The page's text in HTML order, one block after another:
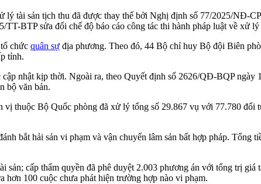
tài sản tịch thu đã được thay thế bởi Nghị định số 77/2025/NĐ-
BTP sửa đổi chế độ báo cáo công tác thi hành pháp luật về xử
chức quân sự địa phương. Theo đó, 44 Bộ chỉ huy Bộ đội Biên
tỉnh.
nhật kịp thời. Ngoài ra, theo Quyết định số 2626/QĐ-BQP ngày
bộ văn bản.
vị thuộc Bộ Quốc phòng đã xử lý tổng số 29.867 vụ với 77.780
bắt hải sản vi phạm và vận chuyển lâm sản bất hợp pháp. Tổng
cấp thẩm quyền đã phê duyệt 2.003 phương án với tổng trị giá
100 cuộc chưa phát hiện trường hợp nào vi phạm.